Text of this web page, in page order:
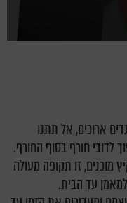
ארוכים, אל תתנו
לדובי חורף בסוף החורף.
מוכנים, זו תקופה מעולה
עד הבית.